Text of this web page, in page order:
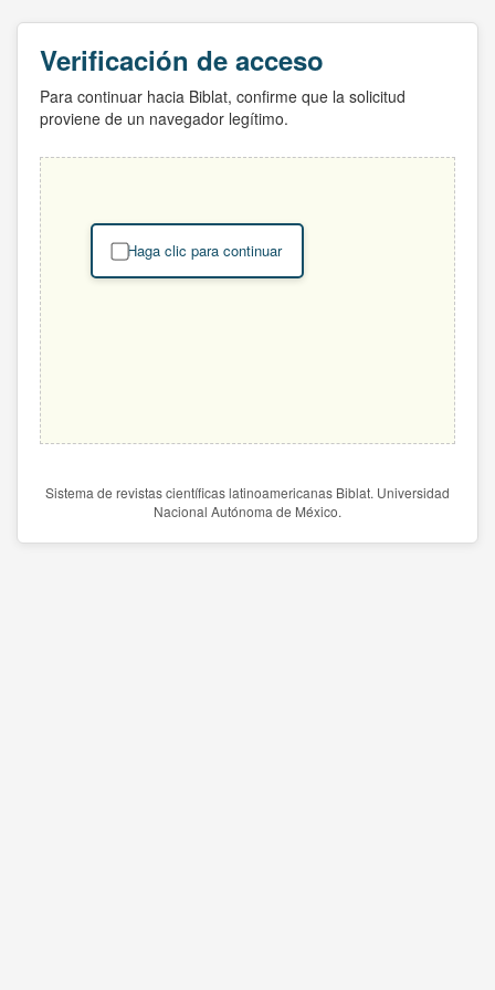
Verificación de acceso
Para continuar hacia Biblat, confirme que la solicitud
proviene de un navegador legítimo.
Haga clic para continuar
Sistema de revistas científicas latinoamericanas Biblat. Universidad
Nacional Autónoma de México.